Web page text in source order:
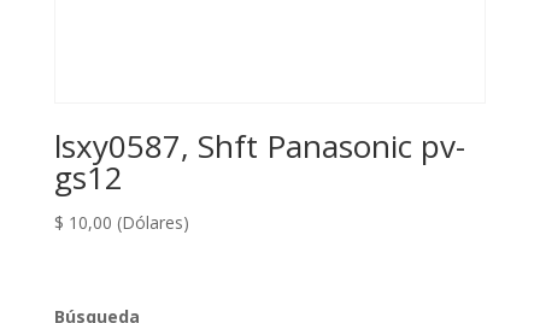
lsxy0587, Shft Panasonic pv-
gs12
$ 10,00 (Dólares)
Búsqueda